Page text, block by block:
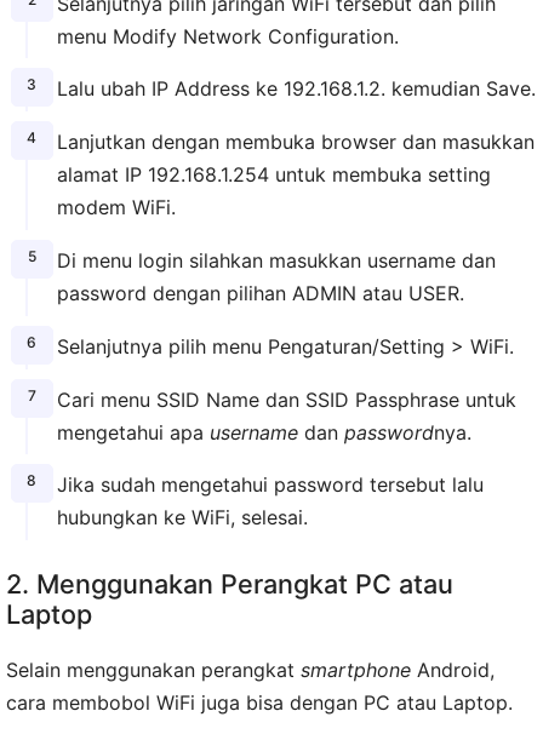
menu Modify Network Configuration.
Lalu ubah IP Address ke 192.168.1.2. kemudian Save.
Lanjutkan dengan membuka browser dan masukkan
alamat IP 192.168.1.254 untuk membuka setting
modem WiFi.
Di menu login silahkan masukkan username dan
password dengan pilihan ADMIN atau USER.
Selanjutnya pilih menu Pengaturan/Setting > WiFi.
Cari menu SSID Name dan SSID Passphrase untuk
mengetahui apa usernamedan passwordnya.
Jika sudah mengetahui password tersebut lalu
hubungkan ke WiFi, selesai.
2. Menggunakan Perangkat PC atau
Laptop
Selain menggunakan perangkat smartphone Android,
cara membobol WiFi juga bisa dengan PC atau Laptop.